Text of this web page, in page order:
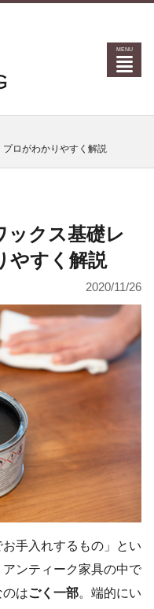
ロがわかりやすく解説
ックス基礎レ
やすく解説
2020/11/26
お手入れするもの」とい
ンティーク家具の中で
のはごく一部。端的にい